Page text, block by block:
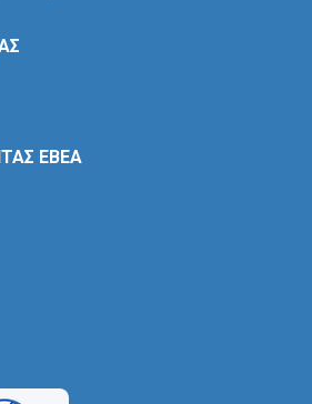
ΕΒΕΑ